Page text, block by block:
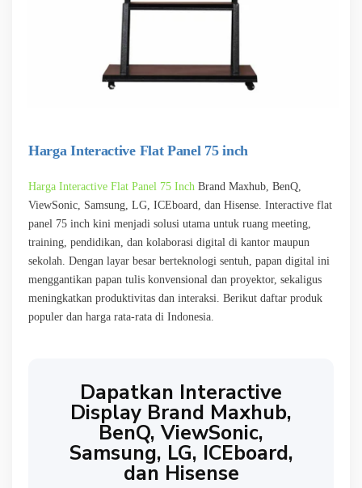
Harga Interactive Flat Panel 75 inch
Harga Interactive Flat Panel 75 Inch Brand Maxhub, BenQ,
ViewSonic, Samsung, LG, ICEboard, dan Hisense. Interactive flat
panel 75 inch kini menjadi solusi utama untuk ruang meeting,
training, pendidikan, dan kolaborasi digital di kantor maupun
sekolah. Dengan layar besar berteknologi sentuh, papan digital ini
menggantikan papan tulis konvensional dan proyektor, sekaligus
meningkatkan produktivitas dan interaksi. Berikut daftar produk
populer dan harga rata-rata di Indonesia.
Dapatkan Interactive
Display Brand Maxhub,
BenQ, ViewSonic,
Samsung, LG, ICEboard,
dan Hisense